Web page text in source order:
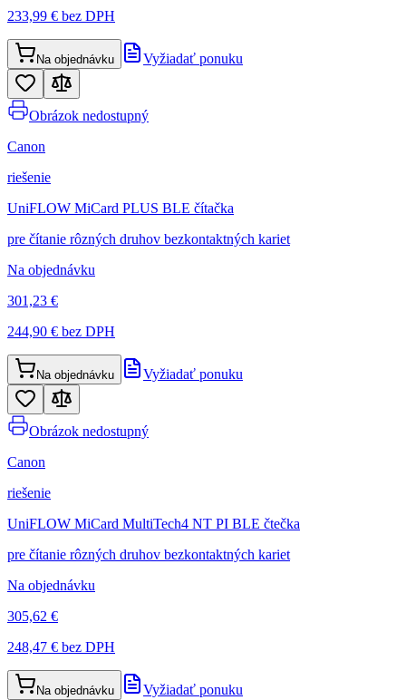
233,99 € bez DPH
Na objednávku Vyžiadať ponuku
Obrázok nedostupný
Canon
riešenie
UniFLOW MiCard PLUS BLE čítačka
pre čítanie rôzných druhov bezkontaktných kariet
Na objednávku
301,23 €
244,90 € bez DPH
Na objednávku Vyžiadať ponuku
Obrázok nedostupný
Canon
riešenie
UniFLOW MiCard MultiTech4 NT PI BLE čtečka
pre čítanie rôzných druhov bezkontaktných kariet
Na objednávku
305,62 €
248,47 € bez DPH
Na objednávku Vyžiadať ponuku